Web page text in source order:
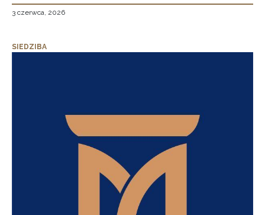
3 czerwca, 2026
SIEDZIBA